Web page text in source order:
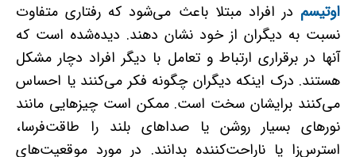
اوتیسم در افراد مبتلا باعث می‌شود که رفتاری متفاوت
نسبت به دیگران از خود نشان دهند. دیده‌شده است که
آنها در برقراری ارتباط و تعامل با دیگر افراد دچار مشکل
هستند. درک اینکه دیگران چگونه فکر می‌کنند یا احساس
می‌کنند برایشان سخت است. ممکن است چیزهایی مانند
نورهای بسیار روشن یا صداهای بلند را طاقت‌فرسا،
استرس‌زا یا ناراحت‌کننده بدانند. در مورد موقعیت‌های